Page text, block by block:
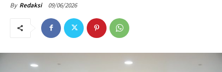
By Redaksi 09/06/2026